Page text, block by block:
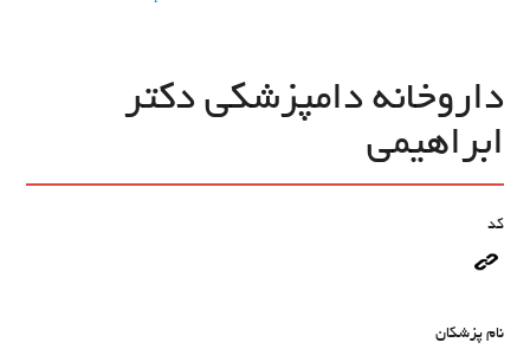
داروخانه دامپزشکی دکتر
ابراهیمی
کد
نام پزشکان